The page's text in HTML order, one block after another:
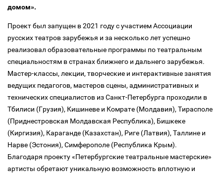
домом».
Проект был запущен в 2021 году с участием Ассоциации
русских театров зарубежья и за несколько лет успешно
реализовал образовательные программы по театральным
специальностям в странах ближнего и дальнего зарубежья.
Мастер-классы, лекции, творческие и интерактивные занятия
ведущих педагогов, мастеров сцены, административных и
технических специалистов из Санкт-Петербурга проходили в
Тбилиси (Грузия), Кишиневе и Комрате (Молдавия), Тирасполе
(Приднестровская Молдавская Республика), Бишкеке
(Киргизия), Караганде (Казахстан), Риге (Латвия), Таллине и
Нарве (Эстония), Симферополе (Республика Крым).
Благодаря проекту «Петербургские театральные мастерские»
артисты обретают уникальную возможность вплотную и